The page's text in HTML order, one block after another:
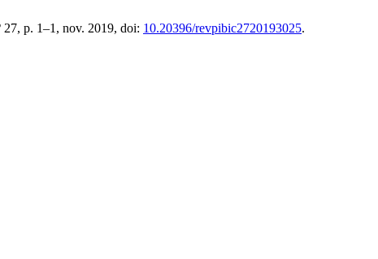
27, p. 1–1, nov. 2019, doi: 10.20396/revpibic2720193025.